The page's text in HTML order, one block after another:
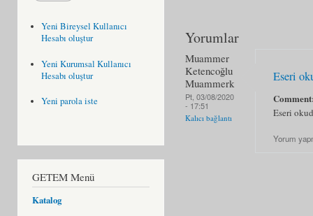
Yeni Bireysel Kullanıcı
Hesabı oluştur
Yeni Kurumsal Kullanıcı
Hesabı oluştur
Yeni parola iste
GETEM Menü
Katalog
Yorumlar
Muammer
Ketencoğlu
Muammerk
Pt, 03/08/2020
- 17:51
Kalıcı bağlantı
Eseri
Eseri
Yorum